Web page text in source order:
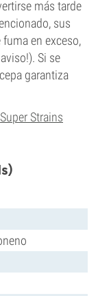
más tarde
sus
en exceso,
Si se
garantiza
Super Strains